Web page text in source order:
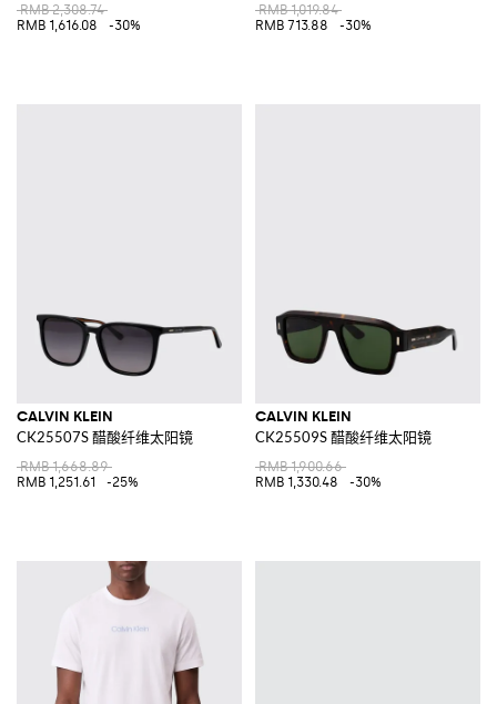
RMB 2,308.74
RMB 1,616.08
-30%
RMB 1,019.84
RMB 713.88
-30%
CALVIN KLEIN
CK25507S 醋酸纤维太阳镜
RMB 1,668.89
RMB 1,251.61
-25%
CALVIN KLEIN
CK25509S 醋酸纤维太阳镜
RMB 1,900.66
RMB 1,330.48
-30%